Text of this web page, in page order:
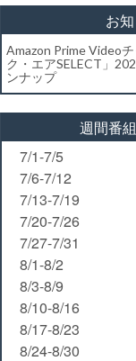
お
Amazon Prime Video
ク・エアSELECT」
ンナップ
週間番
7/1-7/5
7/6-7/12
7/13-7/19
7/20-7/26
7/27-7/31
8/1-8/2
8/3-8/9
8/10-8/16
8/17-8/23
8/24-8/30